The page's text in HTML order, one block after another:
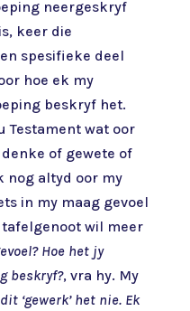
neergeskryf
keer die
spesifieke deel
hoe ek my
beskryf het.
Testament wat oor
of gewete of
nog altyd oor my
in my maag gevoel
tafelgenoot wil meer
Hoe het jy
beskryf?, vra hy. My
‘gewerk’ het nie. Ek